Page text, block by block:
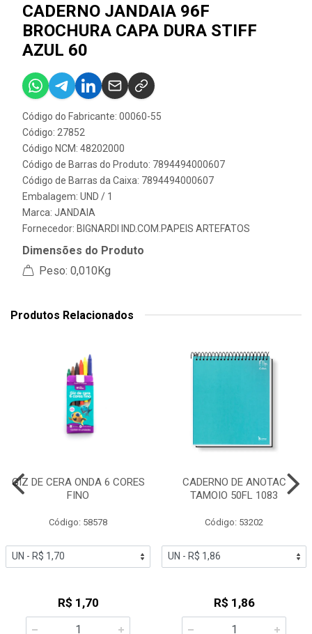
CADERNO JANDAIA 96F
BROCHURA CAPA DURA STIFF
AZUL 60
Código do Fabricante: 00060-55
Código: 27852
Código NCM: 48202000
Código de Barras do Produto: 7894494000607
Código de Barras da Caixa: 7894494000607
Embalagem: UND / 1
Marca: JANDAIA
Fornecedor: BIGNARDI IND.COM.PAPEIS ARTEFATOS
Dimensões do Produto
Peso: 0,010Kg
Produtos Relacionados
GIZ DE CERA ONDA 6 CORES
FINO
Código: 58578
R$ 1,70
CADERNO DE ANOTAC
TAMOIO 50FL 1083
Código: 53202
R$ 1,86